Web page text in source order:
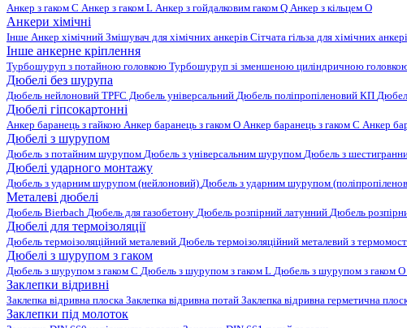
Анкер з гаком C Анкер з гаком L Анкер з гойдалковим гаком Q Анкер з кільцем O
Анкери хімічні
Інше Анкер хімічний Змішувач для хімічних анкерів Сітчата гільза для хімічних
Інше анкерне кріплення
Турбошуруп з потайною головкою Турбошуруп зі зменшеною циліндричною
Дюбелі без шурупа
Дюбель нейлоновий TPFC Дюбель універсальний Дюбель поліпропіленовий КП
Дюбелі гіпсокартонні
Анкер баранець з гайкою Анкер баранець з гаком O Анкер баранець з гаком С Анкер
Дюбелі з шурупом
Дюбель з потайним шурупом Дюбель з універсальним шурупом Дюбель з
Дюбелі ударного монтажу
Дюбель з ударним шурупом (нейлоновий) Дюбель з ударним шурупом
Металеві дюбелі
Дюбель Bierbach Дюбель для газобетону Дюбель розпірний латунний Дюбель
Дюбелі для термоізоляції
Дюбель термоізоляційний металевий Дюбель термоізоляційний металевий з
Дюбелі з шурупом з гаком
Дюбель з шурупом з гаком C Дюбель з шурупом з гаком L Дюбель з шурупом з гаком O
Заклепки відривні
Заклепка відривна плоска Заклепка відривна потай Заклепка відривна герметична
Заклепки під молоток